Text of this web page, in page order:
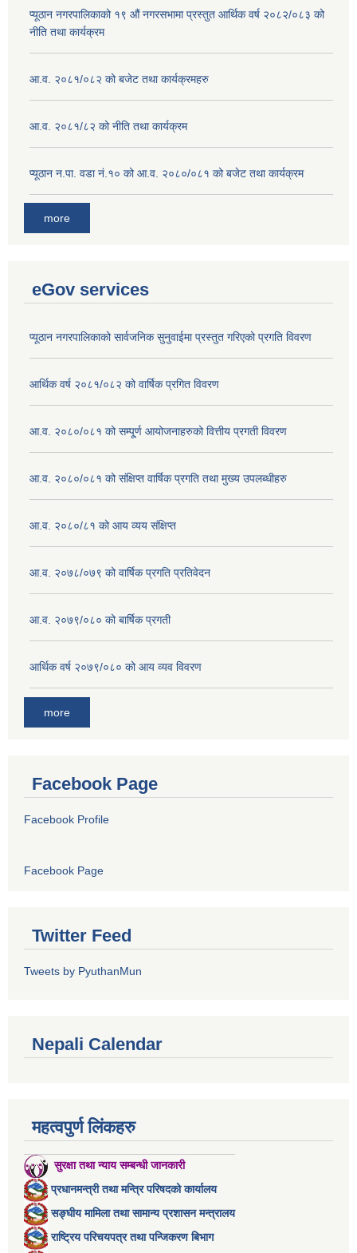
प्यूठान नगरपालिकाको १९ औं नगरसभामा प्रस्तुत आर्थिक वर्ष २०८२/०८३ को
नीति तथा कार्यक्रम
आ.व. २०८१/०८२ को बजेट तथा कार्यक्रमहरु
आ.व. २०८१/८२ को नीति तथा कार्यक्रम
प्यूठान न.पा. वडा नं.१० को आ.व. २०८०/०८१ को बजेट तथा कार्यक्रम
more
eGov services
प्यूठान नगरपालिकाको सार्वजनिक सुनुवाईमा प्रस्तुत गरिएको प्रगति विवरण
आर्थिक वर्ष २०८१/०८२ को वार्षिक प्रगित विवरण
आ.व. २०८०/०८१ को सम्पू्र्ण आयोजनाहरुको वित्तीय प्रगती विवरण
आ.व. २०८०/०८१ को संक्षिप्त वार्षिक प्रगति तथा मुख्य उपलब्धीहरु
आ.व. २०८०/८१ को आय व्यय संक्षिप्त
आ.व. २०७८/०७९ को वार्षिक प्रगति प्रतिवेदन
आ.व. २०७९/०८० को बार्षिक प्रगती
आर्थिक वर्ष २०७९/०८० को आय व्यव विवरण
more
Facebook Page
Facebook Profile
Facebook Page
Twitter Feed
Tweets by PyuthanMun
Nepali Calendar
महत्वपुर्ण लिंकहरु
सुरक्षा तथा न्याय सम्बन्धी जानकारी
प्रधानमन्त्री तथा मन्त्रि परिषदको कार्यालय
सङ्घीय मामिला तथा सामान्य प्रशासन मन्त्रालय
राष्ट्रिय परिचयपत्र तथा पन्जिकरण बिभाग